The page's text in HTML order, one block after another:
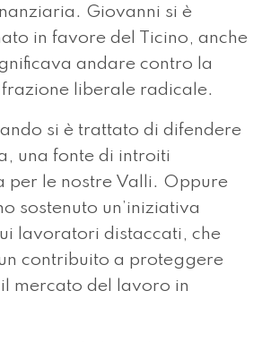
Giovanni si è
in favore del Ticino, anche
andare contro la
liberale radicale.
si è trattato di difendere
una fonte di introiti
per le nostre Valli. Oppure
sostenuto un’iniziativa
lavoratori distaccati, che
contribuito a proteggere
mercato del lavoro in